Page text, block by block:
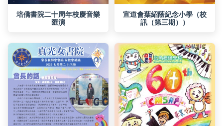
匯演 訊（第三期））